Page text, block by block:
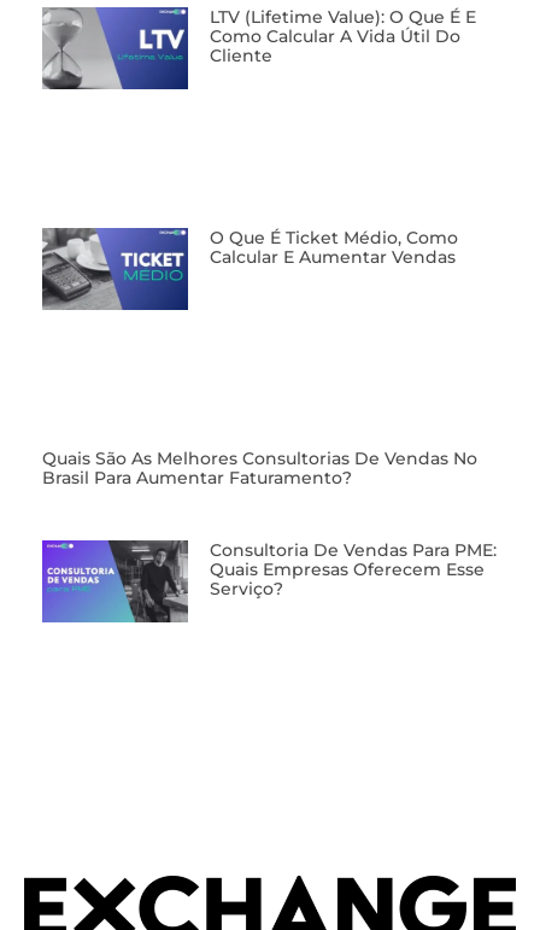
LTV (Lifetime Value): O Que É E
Como Calcular A Vida Útil Do
Cliente
O Que É Ticket Médio, Como
Calcular E Aumentar Vendas
⁠Quais São As Melhores Consultorias De Vendas No
Brasil Para Aumentar Faturamento?
⁠Consultoria De Vendas Para PME:
Quais Empresas Oferecem Esse
Serviço?